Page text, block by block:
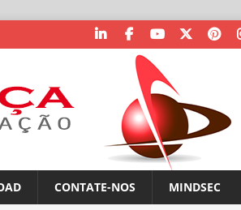
CONTATE-NOS MINDSEC